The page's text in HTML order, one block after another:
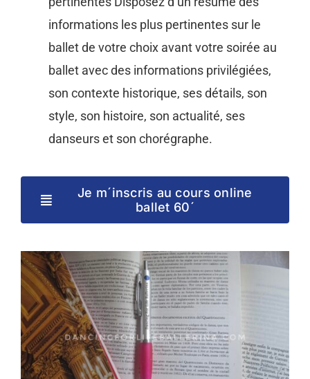
informations les plus pertinentes sur le
ballet de votre choix avant votre soirée au
ballet avec des informations privilégiées,
son contexte historique, ses détails, son
style, son histoire, son actualité, ses
danseurs et son chorégraphe.
Je m´inscris au cours online
ballet 60´